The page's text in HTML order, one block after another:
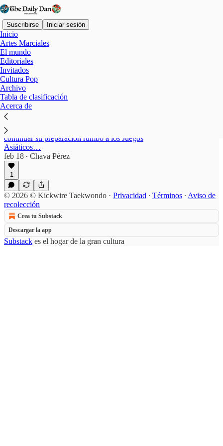
Suscribirse Iniciar sesión
Inicio
Artes Marciales
El mundo
Editoriales
Invitados
Cultura Pop
Archivo
Tabla de clasificación
Acerca de
Guwahati
Mission Olympic Cell (MOC): aprobación para
Rodali Barua
La destacada taekwondín india originaria de Assam,
ha recibido un importante respaldo oficial para
continuar su preparación rumbo a los Juegos
Asiáticos…
feb 18 • Chava Pérez
1
© 2026 © Kickwire Taekwondo · Privacidad ∙ Términos ∙ Aviso de
recolección
Crea tu Substack
Descargar la app
Substack es el hogar de la gran cultura